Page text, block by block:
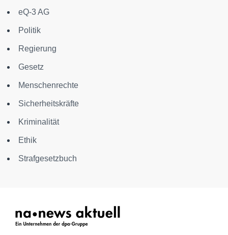
eQ-3 AG
Politik
Regierung
Gesetz
Menschenrechte
Sicherheitskräfte
Kriminalität
Ethik
Strafgesetzbuch